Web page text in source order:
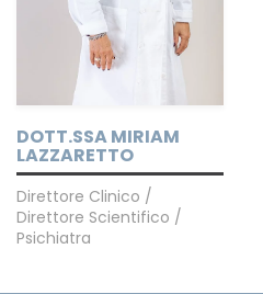
DOTT.SSA MIRIAM
LAZZARETTO
Direttore Clinico /
Direttore Scientifico /
Psichiatra